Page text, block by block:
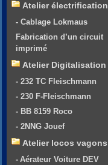
Atelier électrification
- Cablage Lokmaus
Fabrication d’un circuit
imprimé
Atelier Digitalisation
- 232 TC Fleischmann
- 230 F-Fleischmann
- BB 8159 Roco
- 2NNG Jouef
Atelier locos vagons
- Aérateur Voiture DEV